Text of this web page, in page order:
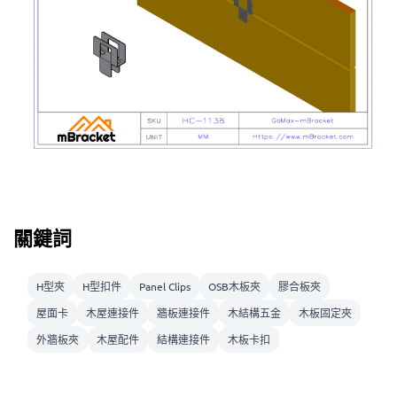
關鍵詞
H型夾 H型扣件 Panel Clips OSB木板夾
膠合板夾
屋面卡
木屋連接件 牆板連接件 木結構五金
木板固定夾
外牆板夾
木屋配件 結構連接件 木板卡扣